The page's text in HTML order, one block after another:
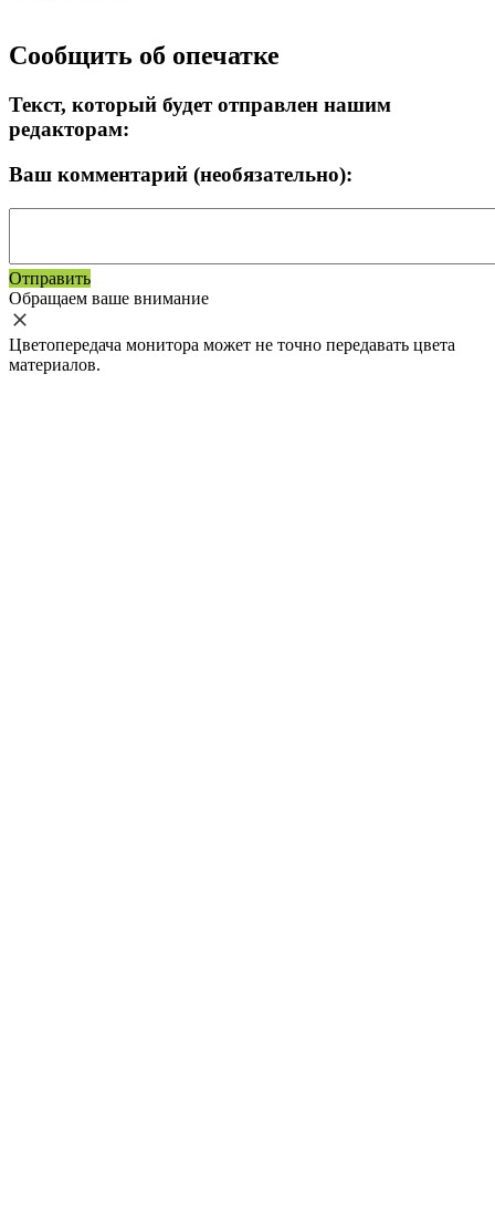
Сообщить об опечатке
Текст, который будет отправлен нашим
редакторам:
Ваш комментарий (необязательно):
Отправить
Обращаем ваше внимание
Цветопередача монитора может не точно передавать цвета
материалов.